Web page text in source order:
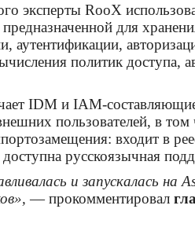
эксперты RooX
для
аутентификации,
политик доступа,
IDM и IAM-
пользователей, в том
входит в
русскоязычная
и запускалась на
— прокомментировал